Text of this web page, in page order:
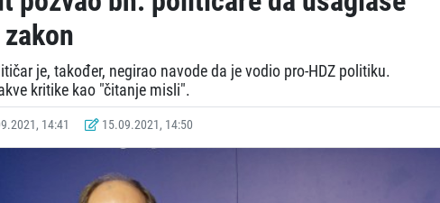
je, također, negirao navode da je vodio pro-HDZ politiku.
kritike kao "čitanje misli".
14:41 15.09.2021, 14:50